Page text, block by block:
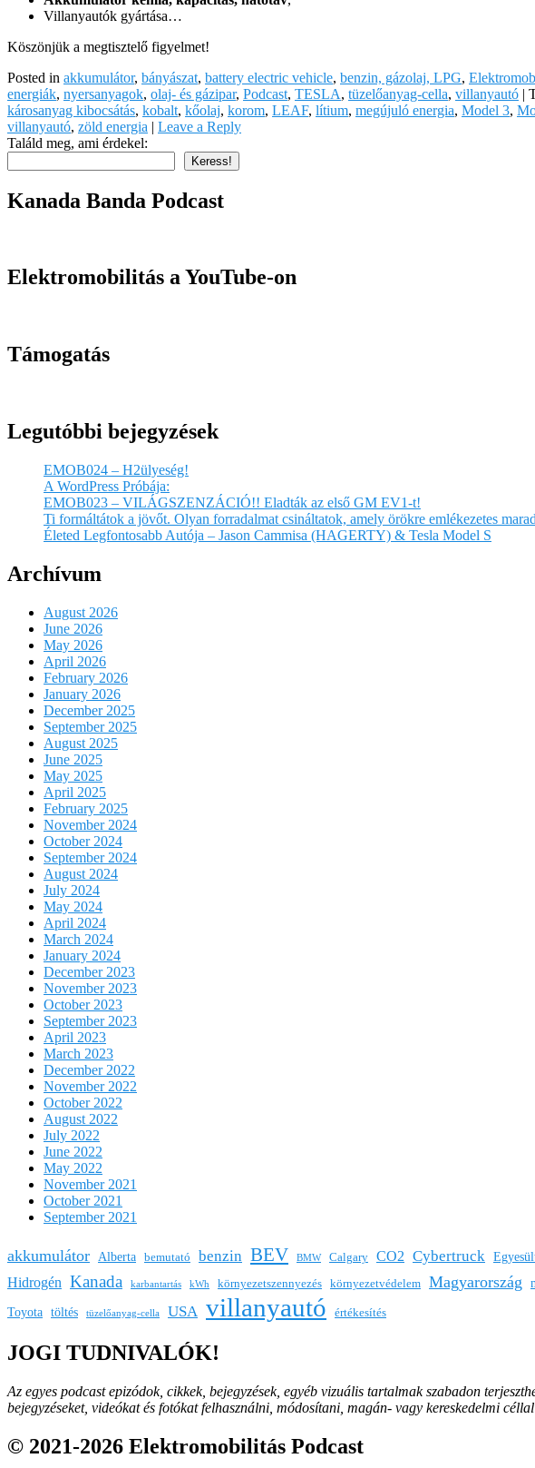
Villanyautók gyártása…
Köszönjük a megtisztelő figyelmet!
Posted in akkumulátor, bányászat, battery electric vehicle, benzin, gázolaj, LPG,
energiák, nyersanyagok, olaj- és gázipar, Podcast, TESLA, tüzelőanyag-cella, villanyautó |
károsanyag kibocsátás, kobalt, kőolaj, korom, LEAF, lítium, megújuló energia, Model 3,
villanyautó, zöld energia | Leave a Reply
Találd meg, ami érdekel:
Keress!
Kanada Banda Podcast
Elektromobilitás a YouTube-on
Támogatás
Legutóbbi bejegyzések
EMOB024 – H2ülyeség!
A WordPress Próbája:
EMOB023 – VILÁGSZENZÁCIÓ!! Eladták az első GM EV1-t!
Ti formáltátok a jövőt. Olyan forradalmat csináltatok, amely örökre emlékezetes
Életed Legfontosabb Autója – Jason Cammisa (HAGERTY) & Tesla Model S
Archívum
August 2026
June 2026
May 2026
April 2026
February 2026
January 2026
December 2025
September 2025
August 2025
June 2025
May 2025
April 2025
February 2025
November 2024
October 2024
September 2024
August 2024
July 2024
May 2024
April 2024
March 2024
January 2024
December 2023
November 2023
October 2023
September 2023
April 2023
March 2023
December 2022
November 2022
October 2022
August 2022
July 2022
June 2022
May 2022
November 2021
October 2021
September 2021
akkumulátor Alberta bemutató benzin BEV BMW Calgary CO2 Cybertruck
Hidrogén Kanada karbantartás kWh környezetszennyezés környezetvédelem Magyarország
Toyota töltés tüzelőanyag-cella USA villanyautó értékesítés
JOGI TUDNIVALÓK!
Az egyes podcast epizódok, cikkek, bejegyzések, egyéb vizuális tartalmak szabadon
bejegyzéseket, videókat és fotókat felhasználni, módosítani, magán- vagy kereskedelmi
© 2021-2026 Elektromobilitás Podcast